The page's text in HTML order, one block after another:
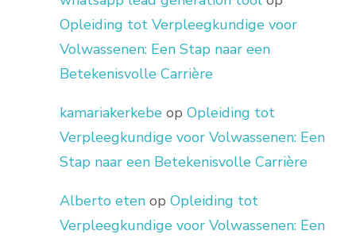
Opleiding tot Verpleegkundige voor
Volwassenen: Een Stap naar een
Betekenisvolle Carrière
kamariakerkebe op Opleiding tot
Verpleegkundige voor Volwassenen: Een
Stap naar een Betekenisvolle Carrière
Alberto eten op Opleiding tot
Verpleegkundige voor Volwassenen: Een